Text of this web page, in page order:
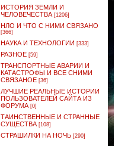
ИСТОРИЯ ЗЕМЛИ И
ЧЕЛОВЕЧЕСТВА [1206]
НЛО И ЧТО С НИМИ СВЯЗАНО
[366]
НАУКА И ТЕХНОЛОГИИ [333]
РАЗНОЕ [59]
ТРАНСПОРТНЫЕ АВАРИИ И
КАТАСТРОФЫ И ВСЕ СНИМИ
СВЯЗАНОЕ [36]
ЛУЧШИЕ РЕАЛЬНЫЕ ИСТОРИИ
ПОЛЬЗОВАТЕЛЕЙ САЙТА ИЗ
ФОРУМА [0]
ТАИНСТВЕННЫЕ И СТРАННЫЕ
СУЩЕСТВА [108]
СТРАШИЛКИ НА НОЧЬ [290]